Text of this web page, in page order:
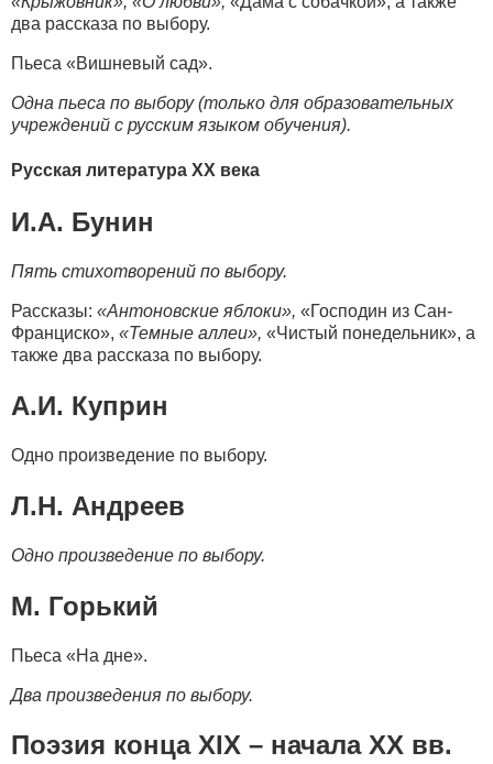
два рассказа по выбору.
Пьеса «Вишневый сад».
Одна пьеса по выбору (только для образовательных
учреждений с русским языком обучения).
Русская литература ХХ века
И.А. Бунин
Пять стихотворений по выбору.
Рассказы: «Антоновские яблоки», «Господин из Сан-
Франциско», «Темные аллеи», «Чистый понедельник», а
также два рассказа по выбору.
А.И. Куприн
Одно произведение по выбору.
Л.Н. Андреев
Одно произведение по выбору.
М. Горький
Пьеса «На дне».
Два произведения по выбору.
Поэзия конца XIX – начала XX вв.